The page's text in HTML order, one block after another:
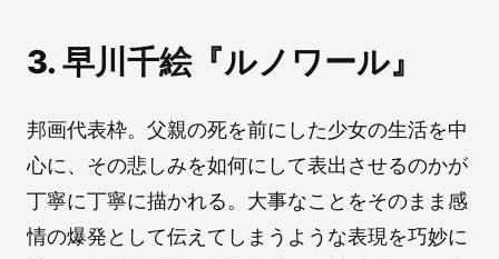
3. 早川千絵『ルノワール』
邦画代表枠。父親の死を前にした少女の生活を中
心に、その悲しみを如何にして表出させるのかが
丁寧に丁寧に描かれる。大事なことをそのまま感
情の爆発として伝えてしまうような表現を巧妙に